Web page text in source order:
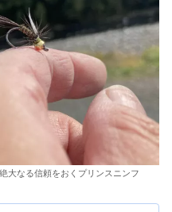
大なる信頼をおくプリンスニンフ